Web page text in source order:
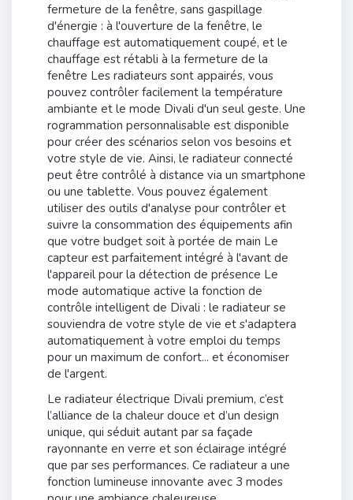
fermeture de la fenêtre, sans gaspillage
d'énergie : à l'ouverture de la fenêtre, le
chauffage est automatiquement coupé, et le
chauffage est rétabli à la fermeture de la
fenêtre Les radiateurs sont appairés, vous
pouvez contrôler facilement la température
ambiante et le mode Divali d'un seul geste. Une
rogrammation personnalisable est disponible
pour créer des scénarios selon vos besoins et
votre style de vie. Ainsi, le radiateur connecté
peut être contrôlé à distance via un smartphone
ou une tablette. Vous pouvez également
utiliser des outils d'analyse pour contrôler et
suivre la consommation des équipements afin
que votre budget soit à portée de main Le
capteur est parfaitement intégré à l'avant de
l'appareil pour la détection de présence Le
mode automatique active la fonction de
contrôle intelligent de Divali : le radiateur se
souviendra de votre style de vie et s'adaptera
automatiquement à votre emploi du temps
pour un maximum de confort... et économiser
de l'argent.
Le radiateur électrique Divali premium, c’est
l’alliance de la chaleur douce et d’un design
unique, qui séduit autant par sa façade
rayonnante en verre et son éclairage intégré
que par ses performances. Ce radiateur a une
fonction lumineuse innovante avec 3 modes